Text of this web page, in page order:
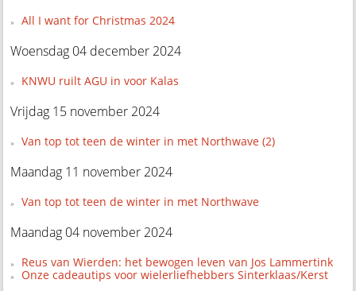
All I want for Christmas 2024
Woensdag 04 december 2024
KNWU ruilt AGU in voor Kalas
Vrijdag 15 november 2024
Van top tot teen de winter in met Northwave (2)
Maandag 11 november 2024
Van top tot teen de winter in met Northwave
Maandag 04 november 2024
Reus van Wierden: het bewogen leven van Jos Lammertink
Onze cadeautips voor wielerliefhebbers Sinterklaas/Kerst